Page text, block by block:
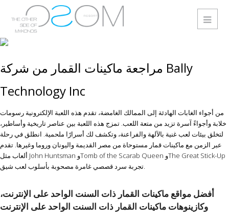
مراجعة ماكينات القمار من شركة Bally
Technology Inc
من أجواء الغابات الهادئة إلى الممالك الغامضة، تقدم هذه اللعبة الإلكترونية رسومات
خلابة وأجواءً آسرة تزيد من متعة اللعب. تمزج هذه اللعبة بين عناصر تاريخية وأساطير،
لتخلق بيئات لعب غنية بالآلهة والفراعنة، وتكشف لك أسرارًا ملحمية. انطلق في رحلة
عبر الزمن مع ماكينات قمار مستوحاة من مصر القديمة واليونان وروما وغيرها. تقدم
ألعاب مثل John Huntsman وTomb of the Scarab Queen وThe Great Stick-Up
تجربة سرد قصصي غامرة مصحوبة بأسلوب لعب شيق.
أفضل مواقع ماكينات القمار ذات السنت الواحد على الإنترنت،
وكازينوهات ماكينات القمار ذات السنت الواحد على الإنترنت